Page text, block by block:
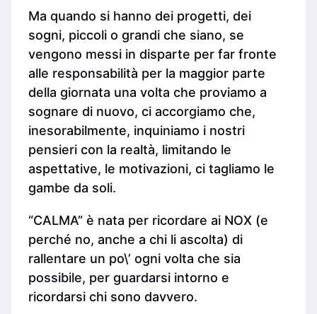
Ma quando si hanno dei progetti, dei
sogni, piccoli o grandi che siano, se
vengono messi in disparte per far fronte
alle responsabilità per la maggior parte
della giornata una volta che proviamo a
sognare di nuovo, ci accorgiamo che,
inesorabilmente, inquiniamo i nostri
pensieri con la realtà, limitando le
aspettative, le motivazioni, ci tagliamo le
gambe da soli.
“CALMA” è nata per ricordare ai NOX (e
perché no, anche a chi li ascolta) di
rallentare un po\’ ogni volta che sia
possibile, per guardarsi intorno e
ricordarsi chi sono davvero.